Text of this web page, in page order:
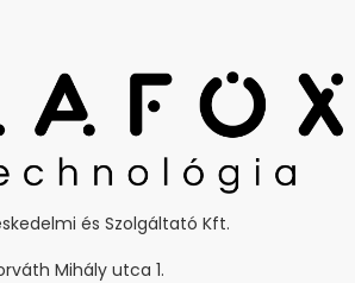
és Szolgáltató Kft.
Mihály utca 1.